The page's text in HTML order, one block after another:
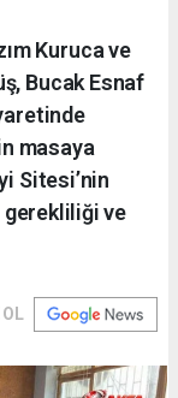
Kuruca ve
Bucak Esnaf
masaya
Sitesi’nin
gerekliliği ve